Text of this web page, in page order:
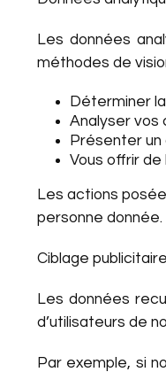
Les données
méthodes de
Déterminer
Analyser vos
Présenter
Vous offrir de
Les actions
personne donnée.
Ciblage publicitaire
Les données
d’utilisateurs de
Par exemple, si